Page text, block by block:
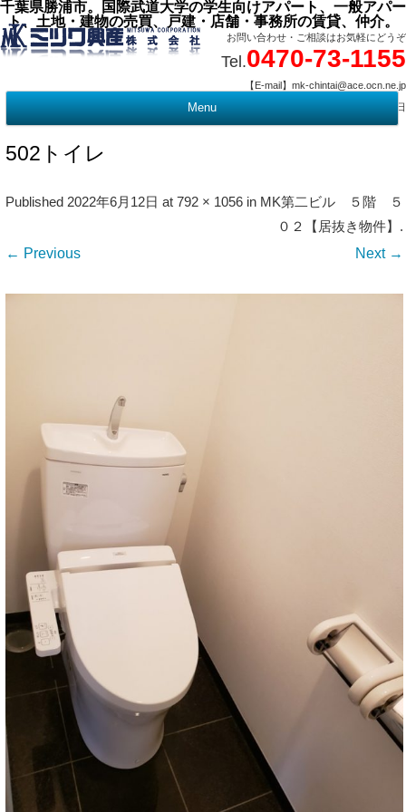
千葉県勝浦市。国際武道大学の学生向けアパート、一般アパー
ト、土地・建物の売買、戸建・店舗・事務所の賃貸、仲介。
お問い合わせ・ご相談はお気軽にどうぞ
Tel.0470-73-1155
【E-mail】mk-chintai@ace.ocn.ne.jp
【営業時間】09:00 ～ 17:15 【定 休 日】水曜・祭日
Menu
502トイレ
Published2022年6月12日 at792 × 1056 in MK第二ビル ５階 ５
０２【居抜き物件】 .
← Previous Next →